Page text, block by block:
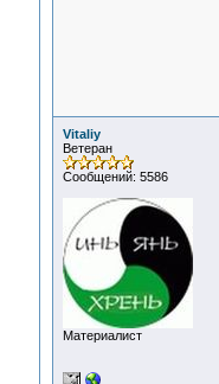
Vitaliy
Ветеран
Сообщений: 5586
Материалист